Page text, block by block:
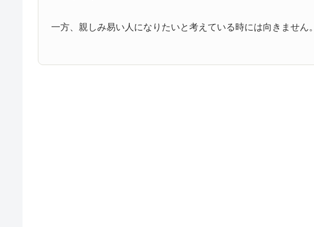
一方、親しみ易い人になりたいと考えている時には向きません。